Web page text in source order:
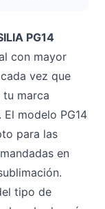
PG14
con mayor
vez que
tu marca
modelo PG14
para las
en
tipo de